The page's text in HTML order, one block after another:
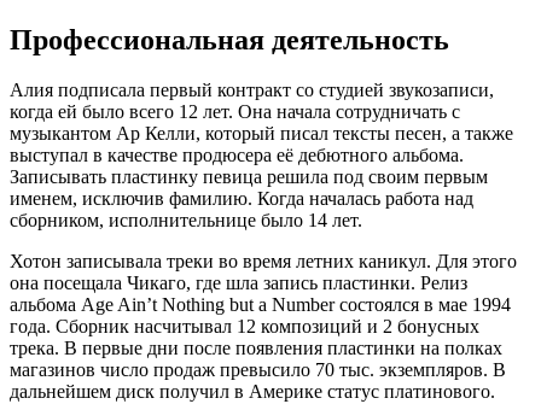
Профессиональная деятельность
Алия подписала первый контракт со студией звукозаписи,
когда ей было всего 12 лет. Она начала сотрудничать с
музыкантом Ар Келли, который писал тексты песен, а также
выступал в качестве продюсера её дебютного альбома.
Записывать пластинку певица решила под своим первым
именем, исключив фамилию. Когда началась работа над
сборником, исполнительнице было 14 лет.
Хотон записывала треки во время летних каникул. Для этого
она посещала Чикаго, где шла запись пластинки. Релиз
альбома Age Ain’t Nothing but a Number состоялся в мае 1994
года. Сборник насчитывал 12 композиций и 2 бонусных
трека. В первые дни после появления пластинки на полках
магазинов число продаж превысило 70 тыс. экземпляров. В
дальнейшем диск получил в Америке статус платинового.